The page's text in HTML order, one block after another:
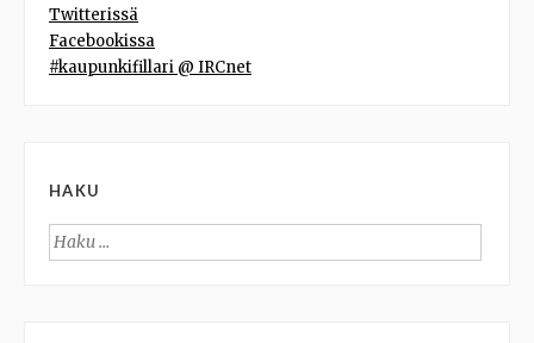
Twitterissä
Facebookissa
#kaupunkifillari @ IRCnet
HAKU
Haku: